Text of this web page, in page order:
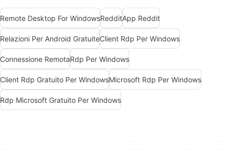
Remote Desktop For WindowsRedditApp Reddit
Relazioni Per Android GratuiteClient Rdp Per Windows
Connessione RemotaRdp Per Windows
Client Rdp Gratuito Per WindowsMicrosoft Rdp Per Windows
Rdp Microsoft Gratuito Per Windows